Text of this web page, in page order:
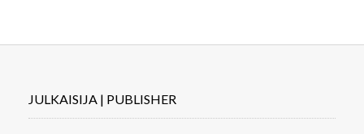
JULKAISIJA | PUBLISHER